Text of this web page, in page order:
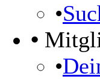
•
•
•